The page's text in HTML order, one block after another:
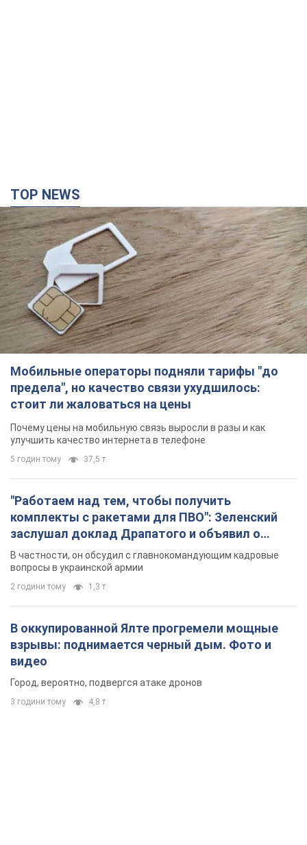
TOP NEWS
Мобильные операторы подняли тарифы "до
предела", но качество связи ухудшилось:
стоит ли жаловаться на цены
Почему цены на мобильную связь выросли в разы и как
улучшить качество интернета в телефоне
5 годин тому 37,5 т.
"Работаем над тем, чтобы получить
комплекты с ракетами для ПВО": Зеленский
заслушал доклад Драпатого и объявил о
новых мерах
В частности, он обсудил с главнокомандующим кадровые
вопросы в украинской армии
2 години тому 1,3 т.
В оккупированной Ялте прогремели мощные
взрывы: поднимается черный дым. Фото и
видео
Город, вероятно, подвергся атаке дронов
3 години тому 4,8 т.